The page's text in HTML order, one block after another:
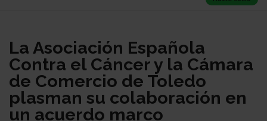
La Asociación Española
Contra el Cáncer y la Cámara
de Comercio de Toledo
plasman su colaboración en
un acuerdo marco